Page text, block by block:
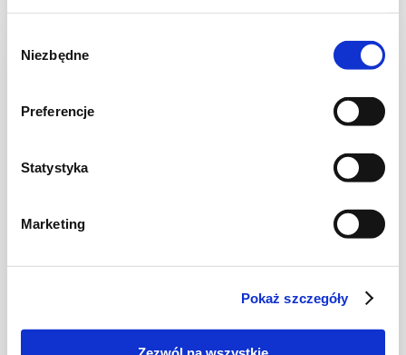
zgody
Niezbędne
Preferencje
Statystyka
Marketing
Pokaż szczegóły
Ciasto drożdżowe z jagodami i serem –